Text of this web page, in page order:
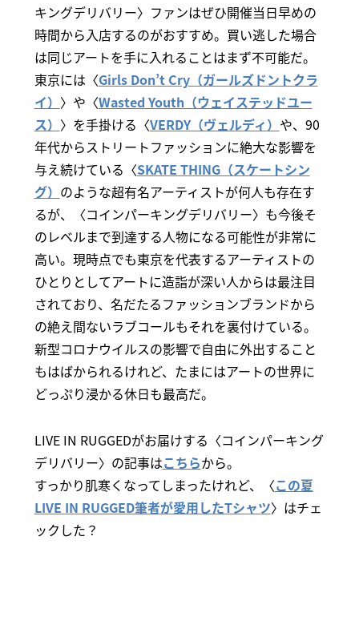
キングデリバリー〉ファンはぜひ開催当日早めの
時間から入店するのがおすすめ。買い逃した場合
は同じアートを手に入れることはまず不可能だ。
東京には〈Girls Don’t Cry（ガールズドントクラ
イ） 〉や〈Wasted Youth（ウェイステッドユー
ス） 〉を手掛ける〈VERDY（ヴェルディ） や、90
年代からストリートファッションに絶大な影響を
与え続けている〈SKATE THING（スケートシン
グ） のような超有名アーティストが何人も存在す
るが、〈コインパーキングデリバリー〉も今後そ
のレベルまで到達する人物になる可能性が非常に
高い。現時点でも東京を代表するアーティストの
ひとりとしてアートに造詣が深い人からは最注目
されており、名だたるファッションブランドから
の絶え間ないラブコールもそれを裏付けている。
新型コロナウイルスの影響で自由に外出すること
もはばかられるけれど、たまにはアートの世界に
どっぷり浸かる休日も最高だ。
LIVE IN RUGGEDがお届けする〈コインパーキング
デリバリー〉の記事はこちらから。
すっかり肌寒くなってしまったけれど、〈この夏
LIVE IN RUGGED筆者が愛用したTシャツ〉はチェ
ックした？